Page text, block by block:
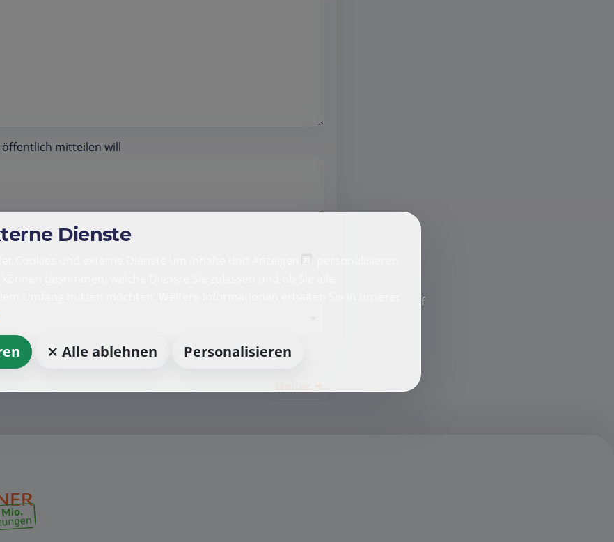
öffentlich mitteilen will
Dienste
Cookies und externe Dienste um Inhalte und Anzeigen zu personalisieren
⨯ Alle ablehnen Personalisieren
f